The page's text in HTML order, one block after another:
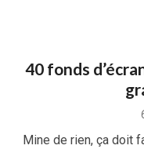
40 fonds
Mine de rien, ça doit